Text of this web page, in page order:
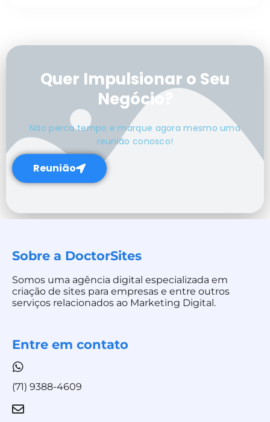
Quer Impulsionar o Seu
Negócio?
Não perca tempo e marque agora mesmo uma
reunião conosco!
Reunião
Sobre a DoctorSites
Somos uma agência digital especializada em
criação de sites para empresas e entre outros
serviços relacionados ao Marketing Digital.
Entre em contato
(71) 9388-4609